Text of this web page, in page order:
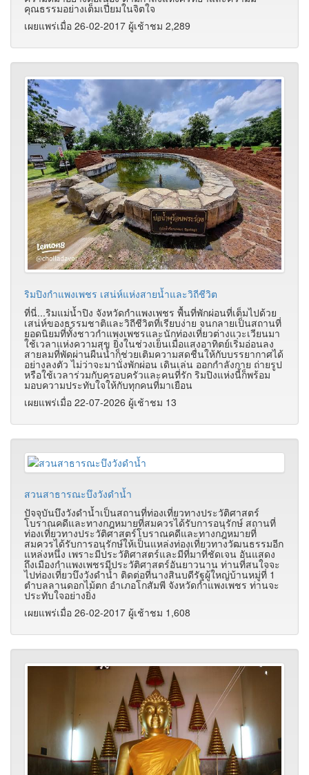
คุณธรรมอย่างเต็มเปี่ยมในจิตใจ
เผยแพร่เมื่อ 26-02-2017 ผู้เช้าชม 2,289
ริมปิงกำแพงเพชร เสน่ห์แห่งสายน้ำและวิถีชีวิต
ที่นี่...ริมแม่น้ำปิง จังหวัดกำแพงเพชร พื้นที่พักผ่อนที่เต็มไปด้วย
เสน่ห์ของธรรมชาติและวิถีชีวิตที่เรียบง่าย จนกลายเป็นสถานที่
ยอดนิยมที่ทั้งชาวกำแพงเพชรและนักท่องเที่ยวต่างแวะเวียนมา
ใช้เวลาแห่งความสุข ยิ่งในช่วงเย็นเมื่อแสงอาทิตย์เริ่มอ่อนลง
สายลมที่พัดผ่านผืนน้ำก็ช่วยเติมความสดชื่นให้กับบรรยากาศได้
อย่างลงตัว ไม่ว่าจะมานั่งพักผ่อน เดินเล่น ออกกำลังกาย ถ่ายรูป
หรือใช้เวลาร่วมกับครอบครัวและคนที่รัก ริมปิงแห่งนี้ก็พร้อม
มอบความประทับใจให้กับทุกคนที่มาเยือน
เผยแพร่เมื่อ 22-07-2026 ผู้เช้าชม 13
สวนสาธารณะบึงวังดำน้ำ
ปัจจุบันบึงวังดำน้ำเป็นสถานที่ท่องเที่ยวทางประวัติศาสตร์
โบราณคดีและทางกฎหมายที่สมควรได้รับการอนุรักษ์ สถานที่
ท่องเที่ยวทางประวัติศาสตร์โบราณคดีและทางกฎหมายที่
สมควรได้รับการอนุรักษ์ให้เป็นแหล่งท่องเที่ยวทางวัฒนธรรมอีก
แหล่งหนึ่ง เพราะมีประวัติศาสตร์และมีที่มาที่ชัดเจน อันแสดง
ถึงเมืองกำแพงเพชรมีประวัติศาสตร์อันยาวนาน ท่านที่สนใจจะ
ไปท่องเที่ยวบึงวังดำน้ำ ติดต่อที่นางสินบดีรัฐผู้ใหญ่บ้านหมู่ที่ 1
ตำบลลานดอกไม้ตก อำเภอโกสัมพี จังหวัดกำแพงเพชร ท่านจะ
ประทับใจอย่างยิ่ง
เผยแพร่เมื่อ 26-02-2017 ผู้เช้าชม 1,608